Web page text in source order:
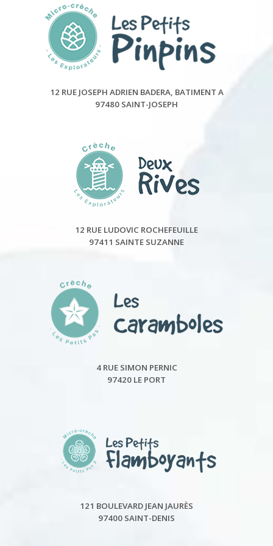
12 RUE JOSEPH ADRIEN BADERA, BATIMENT A
97480 SAINT-JOSEPH
12 RUE LUDOVIC ROCHEFEUILLE
97411 SAINTE SUZANNE
4 RUE SIMON PERNIC
97420 LE PORT
121 BOULEVARD JEAN JAURÈS
97400 SAINT-DENIS